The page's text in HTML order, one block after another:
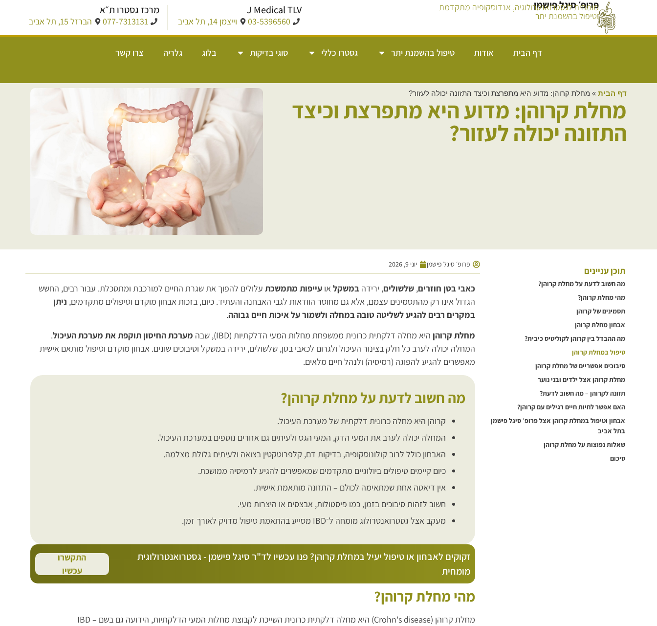
פרופ׳ סיגל פישמן
מומחית לגסטרואנטרולוגיה, אנדוסקופיה מתקדמת
וטיפול בהשמנת יתר מרכז גסטרו ת״א
077-7313131 הברזל 15, תל אביב
J Medical TLV
03-5396560 וייצמן 14, תל אביב
דף הבית אודות טיפול בהשמנת יתר גסטרו כללי סוגי בדיקות בלוג גלריה צרו קשר
דף הבית » מחלת קרוהן: מדוע היא מתפרצת וכיצד התזונה יכולה לעזור?
מחלת קרוהן: מדוע היא מתפרצת וכיצד
התזונה יכולה לעזור?
תוכן עניינים
מה חשוב לדעת על מחלת קרוהן?
מהי מחלת קרוהן?
תסמינים של קרוהן
אבחון מחלת קרוהן
מה ההבדל בין קרוהן לקוליטיס כיבית?
טיפול במחלת קרוהן
סיבוכים אפשריים של מחלת קרוהן
מחלת קרוהן אצל ילדים ובני נוער
תזונה לקרוהן – מה חשוב לדעת?
האם אפשר לחיות חיים רגילים עם קרוהן?
אבחון וטיפול במחלת קרוהן אצל פרופ׳ סיגל פישמן
בתל אביב
שאלות נפוצות על מחלת קרוהן
סיכום
פרופ׳ סיגל פישמן יוני 9, 2026
כאבי בטן חוזרים, שלשולים, ירידה במשקלאו עייפות מתמשכת עלולים להפוך את שגרת החיים למורכבת ומתסכלת. עבור רבים, החשש
הגדול אינו רק מהתסמינים עצמם, אלא גם מחוסר הוודאות לגבי האבחנה והעתיד. כיום, בזכות אבחון מוקדם וטיפולים מתקדמים, ניתן
במקרים רבים להגיע לשליטה טובה במחלה ולשמור על איכות חיים גבוהה.
מחלת קרוהן היא מחלה דלקתית כרונית ממשפחת מחלות המעי הדלקתיות (IBD), שבה מערכת החיסון תוקפת את מערכת העיכול.
המחלה יכולה לערב כל חלק בצינור העיכול ולגרום לכאבי בטן, שלשולים, ירידה במשקל וסיבוכים שונים. אבחון מוקדם וטיפול מותאם אישית
מאפשרים להגיע להפוגה (רמיסיה) ולנהל חיים מלאים.
מה חשוב לדעת על מחלת קרוהן?
קרוהן היא מחלה כרונית דלקתית של מערכת העיכול.
המחלה יכולה לערב את המעי הדק, המעי הגס ולעיתים גם אזורים נוספים במערכת העיכול.
האבחון כולל לרוב קולונוסקופיה, בדיקות דם, קלפרוטקטין בצואה ולעיתים גלולת מצלמה.
כיום קיימים טיפולים ביולוגיים מתקדמים שמאפשרים להגיע לרמיסיה ממושכת.
אין דיאטה אחת שמתאימה לכולם – התזונה מותאמת אישית.
חשוב לזהות סיבוכים בזמן, כמו פיסטולות, אבצסים או היצרות מעי.
מעקב אצל גסטרואנטרולוג מומחה ל־IBD מסייע בהתאמת טיפול מדויק לאורך זמן.
זקוקים לאבחון או טיפול יעיל במחלת קרוהן? פנו עכשיו לד"ר סיגל פישמן - גסטרואנטרולוגית
מומחית
התקשרו
עכשיו
מהי מחלת קרוהן?
מחלת קרוהן (Crohn's disease) היא מחלה דלקתית כרונית השייכת לקבוצת מחלות המעי הדלקתיות, הידועה גם בשם IBD –